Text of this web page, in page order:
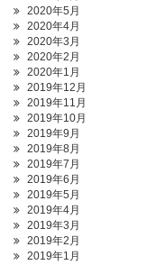
2020年5月
2020年4月
2020年3月
2020年2月
2020年1月
2019年12月
2019年11月
2019年10月
2019年9月
2019年8月
2019年7月
2019年6月
2019年5月
2019年4月
2019年3月
2019年2月
2019年1月